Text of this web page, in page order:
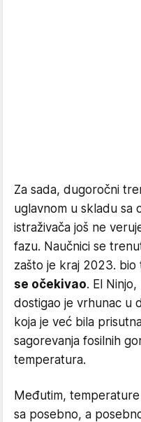
Za sada, dugoročni
uglavnom u skladu sa
istraživača još ne
fazu. Naučnici se
zašto je kraj 2023. bio
se očekivao. El
dostigao je vrhunac u
koja je već bila
sagorevanja fosilnih
temperatura.
Međutim,
sa posebno, a